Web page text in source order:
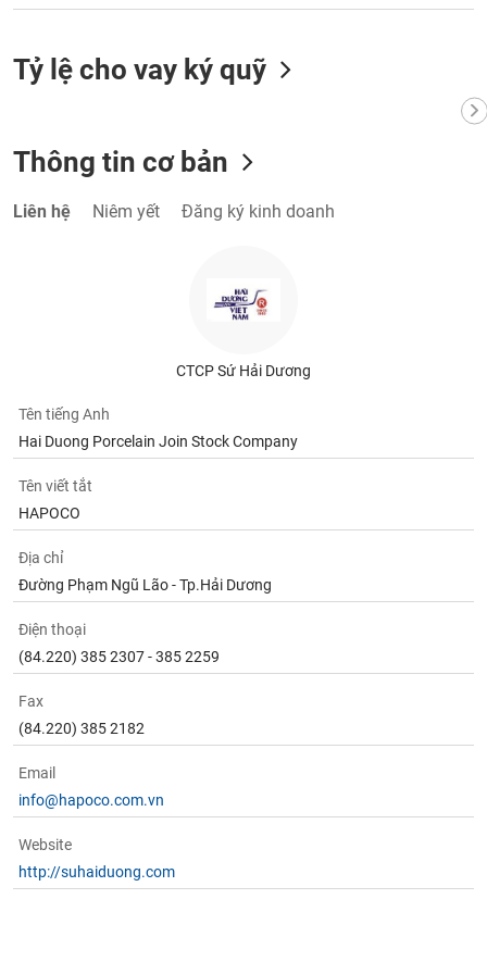
Tỷ lệ cho vay ký quỹ
Thông tin cơ bản
Liên hệ Niêm yết Đăng ký kinh doanh
CTCP Sứ Hải Dương
Tên tiếng Anh
Hai Duong Porcelain Join Stock Company
Tên viết tắt
HAPOCO
Địa chỉ
Đường Phạm Ngũ Lão - Tp.Hải Dương
Điện thoại
(84.220) 385 2307 - 385 2259
Fax
(84.220) 385 2182
Email
info@hapoco.com.vn
Website
http://suhaiduong.com
VỤ
THÔNG
TIỆN
chứng
khoán
(-)
Tất cả
Lãnh
đạo
(-)
Tất cả
tức
(-)
Bài
viết
tác
giả
(-)